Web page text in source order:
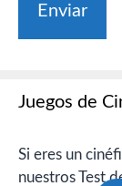
Juegos de
Si eres un
nuestros Test